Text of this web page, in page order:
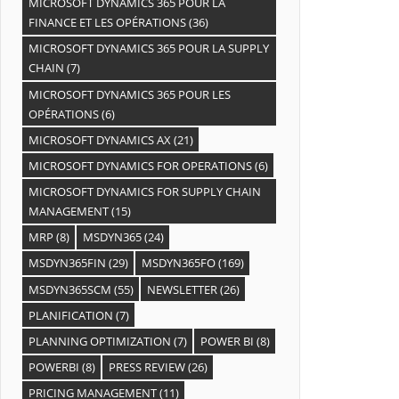
FINANCE ET LES OPÉRATIONS(36)
MICROSOFT DYNAMICS 365 POUR LA SUPPLY
CHAIN (7)
MICROSOFT DYNAMICS 365 POUR LES
OPÉRATIONS(6)
MICROSOFT DYNAMICS AX(21)
MICROSOFT DYNAMICS FOR OPERATIONS(6)
MICROSOFT DYNAMICS FOR SUPPLY CHAIN
MANAGEMENT(15)
MRP (8) MSDYN365(24)
MSDYN365FIN (29) MSDYN365FO(169)
MSDYN365SCM (55) NEWSLETTER(26)
PLANIFICATION (7)
PLANNING OPTIMIZATION (7) POWER BI (8)
POWERBI (8) PRESS REVIEW(26)
PRICING MANAGEMENT(11)